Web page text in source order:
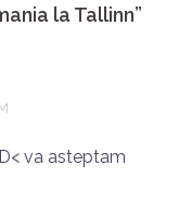
la Tallinn”
va asteptam